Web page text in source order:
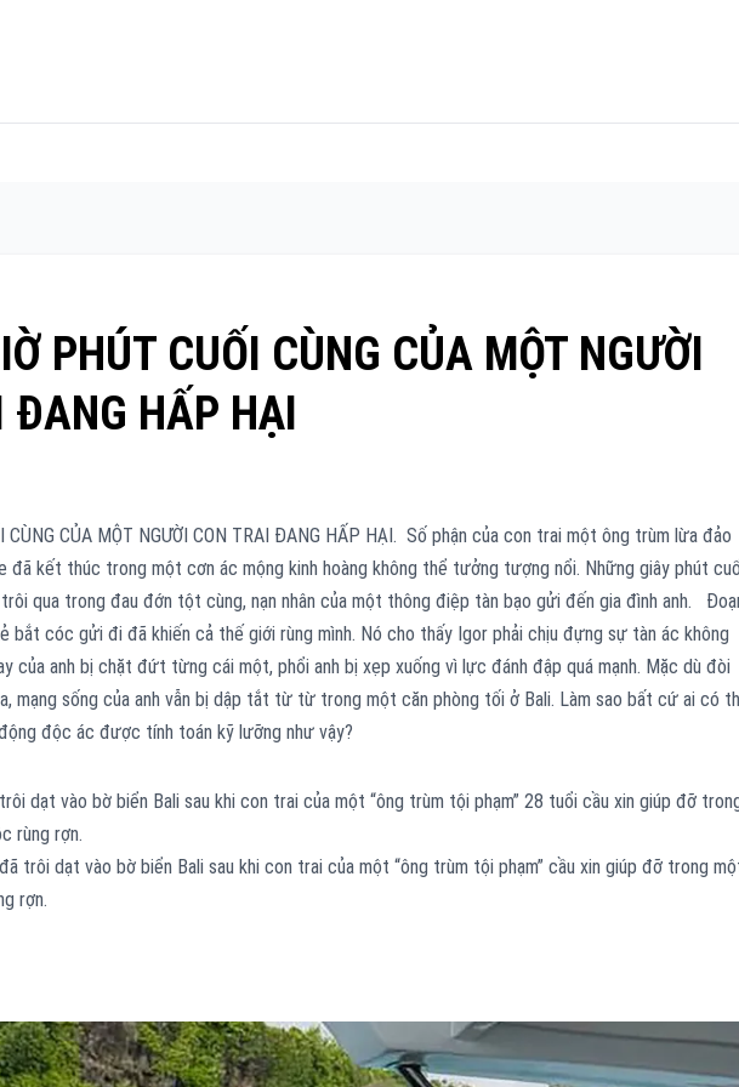
PHÚT CUỐI CÙNG CỦA MỘT NGƯỜI
ĐANG HẤP HẠI
CÙNG CỦA MỘT NGƯỜI CON TRAI ĐANG HẤP HẠI. Số phận của con trai một ông trùm lừa đảo
đã kết thúc trong một cơn ác mộng kinh hoàng không thể tưởng tượng nổi. Những giây phút
qua trong đau đớn tột cùng, nạn nhân của một thông điệp tàn bạo gửi đến gia đình anh.
bắt cóc gửi đi đã khiến cả thế giới rùng mình. Nó cho thấy Igor phải chịu đựng sự tàn ác không
của anh bị chặt đứt từng cái một, phổi anh bị xẹp xuống vì lực đánh đập quá mạnh. Mặc dù đòi
mạng sống của anh vẫn bị dập tắt từ từ trong một căn phòng tối ở Bali. Làm sao bất cứ ai có
độc ác được tính toán kỹ lưỡng như vậy?
dạt vào bờ biển Bali sau khi con trai của một “ông trùm tội phạm” 28 tuổi cầu xin giúp đỡ
rùng rợn.
trôi dạt vào bờ biển Bali sau khi con trai của một “ông trùm tội phạm” cầu xin giúp đỡ trong
rợn.